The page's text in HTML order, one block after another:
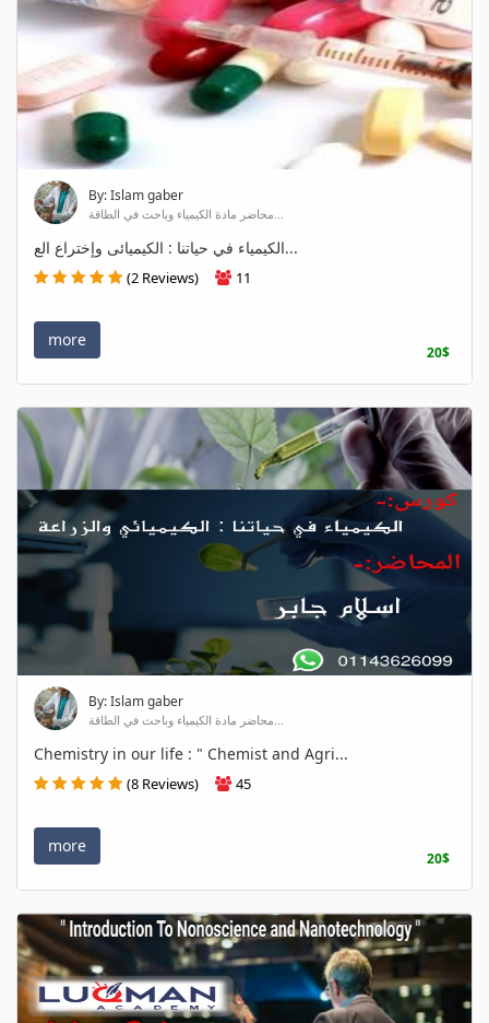
By: Islam gaber
محاضر مادة الكيمياء وباحث في الطاقة...
الكيمياء في حياتنا : الكيميائى وإختراع الع...
(2 Reviews) 11
more
20$
By: Islam gaber
محاضر مادة الكيمياء وباحث في الطاقة...
Chemistry in our life : " Chemist and Agri...
(8 Reviews) 45
more
20$